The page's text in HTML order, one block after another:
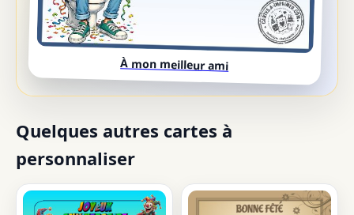
À mon meilleur ami
Quelques autres cartes à
personnaliser